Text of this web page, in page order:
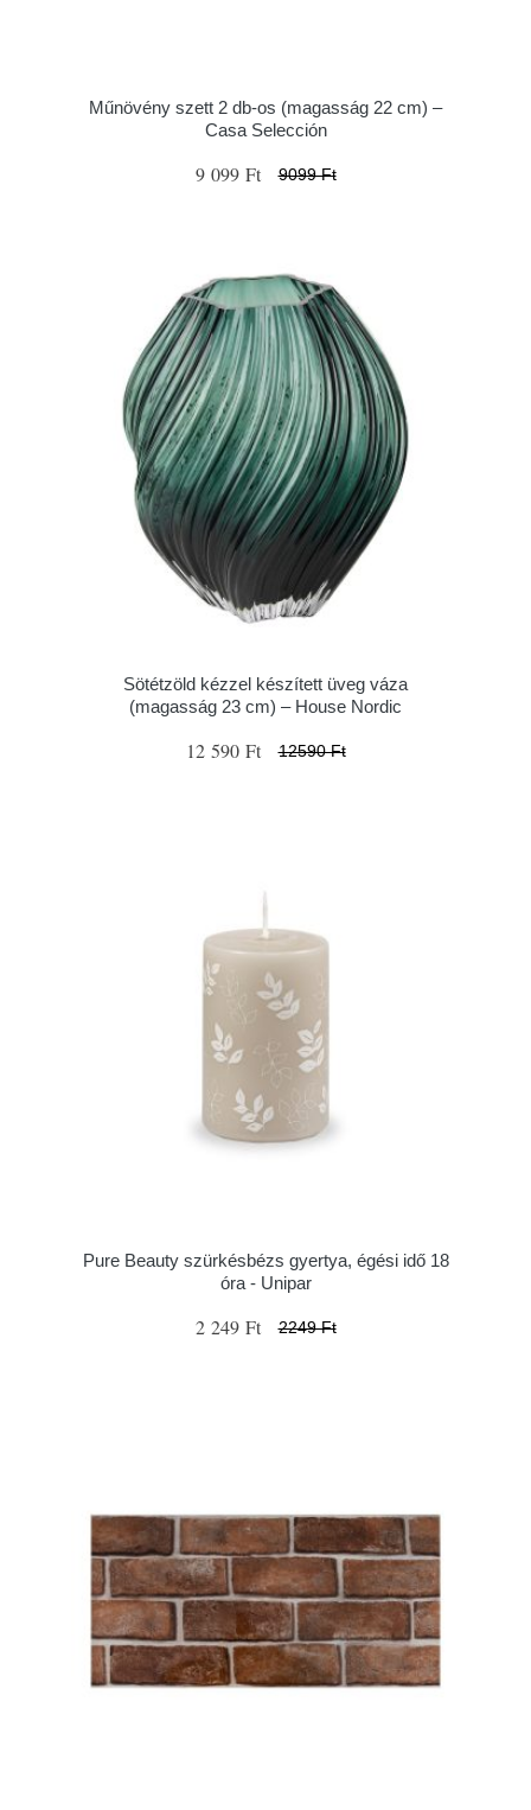
Műnövény szett 2 db-os (magasság 22 cm) –
Casa Selección
9 099 Ft 9099 Ft
Sötétzöld kézzel készített üveg váza
(magasság 23 cm) – House Nordic
12 590 Ft 12590 Ft
Pure Beauty szürkésbézs gyertya, égési idő 18
óra - Unipar
2 249 Ft 2249 Ft